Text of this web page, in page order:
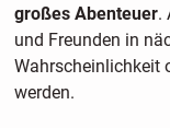
großes Abenteuer.
und Freunden in
Wahrscheinlichkeit
werden.